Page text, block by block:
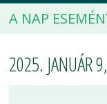
A NAP
2025. JANUÁR